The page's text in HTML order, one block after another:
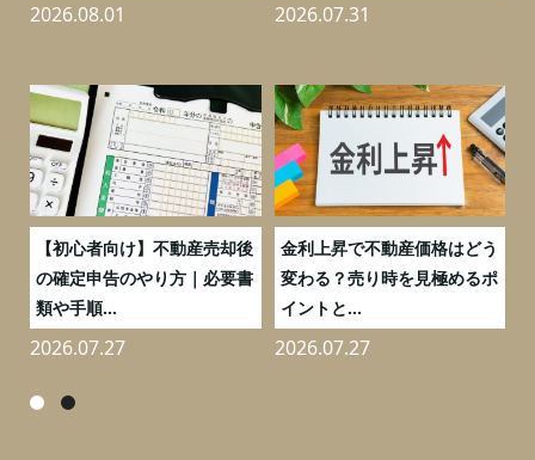
2026.08.01 2026.07.31
【初心者向け】不動産売却後
の確定申告のやり方｜必要書
類や手順...
2026.07.27
金利上昇で不動産価格はどう
変わる？売り時を見極めるポ
イントと...
2026.07.27